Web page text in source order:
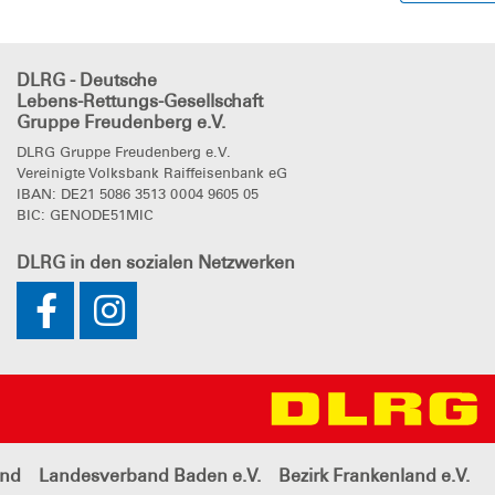
DLRG - Deutsche
Lebens-Rettungs-Gesellschaft
Gruppe Freudenberg e.V.
DLRG Gruppe Freudenberg e.V.
Vereinigte Volksbank Raiffeisenbank eG
IBAN: DE21 5086 3513 0004 9605 05
BIC: GENODE51MIC
DLRG in den sozialen Netzwerken
Landesverband Baden e.V. Bezirk Frankenland e.V.